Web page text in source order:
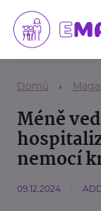
Domů
Méně
nemocí
09.12.2024